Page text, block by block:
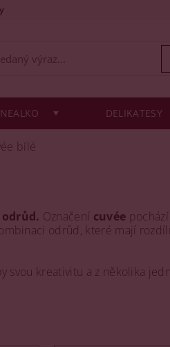
NEALKO DELIKATESY
bílé
Označení cuvée
odrůd, které mají
svou kreativitu a z několika